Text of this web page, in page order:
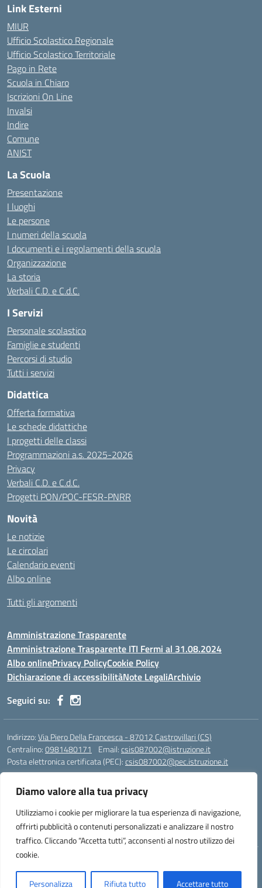
Diamo valore alla tua privacy
Utilizziamo i cookie per migliorare la tua esperienza di navigazione,
offrirti pubblicità o contenuti personalizzati e analizzare il nostro
traffico. Cliccando “Accetta tutti”, acconsenti al nostro utilizzo dei
cookie.
Personalizza Rifiuta tutto Accettare tutto
Link Esterni
MIUR
Ufficio Scolastico Regionale
Ufficio Scolastico Territoriale
Pago in Rete
Scuola in Chiaro
Iscrizioni On Line
Invalsi
Indire
Comune
ANIST
La Scuola
Presentazione
I luoghi
Le persone
I numeri della scuola
I documenti e i regolamenti della scuola
Organizzazione
La storia
Verbali C.D. e C.d.C.
I Servizi
Personale scolastico
Famiglie e studenti
Percorsi di studio
Tutti i servizi
Didattica
Offerta formativa
Le schede didattiche
I progetti delle classi
Programmazioni a.s. 2025-2026
Privacy
Verbali C.D. e C.d.C.
Progetti PON/POC-FESR-PNRR
Novità
Le notizie
Le circolari
Calendario eventi
Albo online
Tutti gli argomenti
Amministrazione Trasparente
Amministrazione Trasparente ITI Fermi al 31.08.2024
Albo onlinePrivacy PolicyCookie Policy
Dichiarazione di accessibilitàNote LegaliArchivio
Seguici su:
Indirizzo:Via Piero Della Francesca - 87012 Castrovillari (CS)
Centralino:0981480171 Email:csis087002@istruzione.it
Posta elettronica certificata (PEC):csis087002@pec.istruzione.it
Codice meccanografico:CSIS087002
Codice Indice delle Pubbliche Amministrazioni (IPA): PNG4CA8K
Codice unico di fatturazione (CUF): R8N7JA